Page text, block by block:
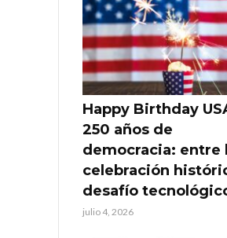
Happy Birthday
250 años de
democracia: entre
celebración
desafío
julio 4, 2026